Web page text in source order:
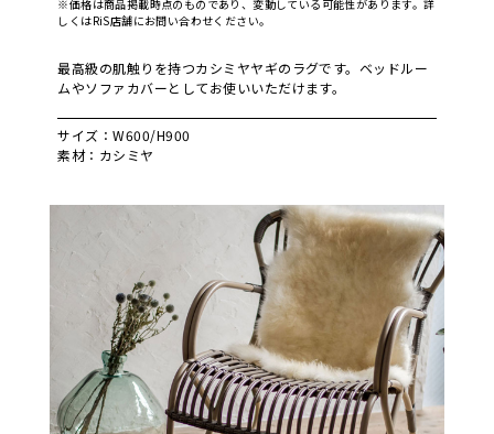
※価格は商品掲載時点のものであり、変動している可能性があります。詳
しくはRiS店舗にお問い合わせください。
最高級の肌触りを持つカシミヤヤギのラグです。ベッドルー
ムやソファカバーとしてお使いいただけます。
サイズ：W600/H900
素材：カシミヤ